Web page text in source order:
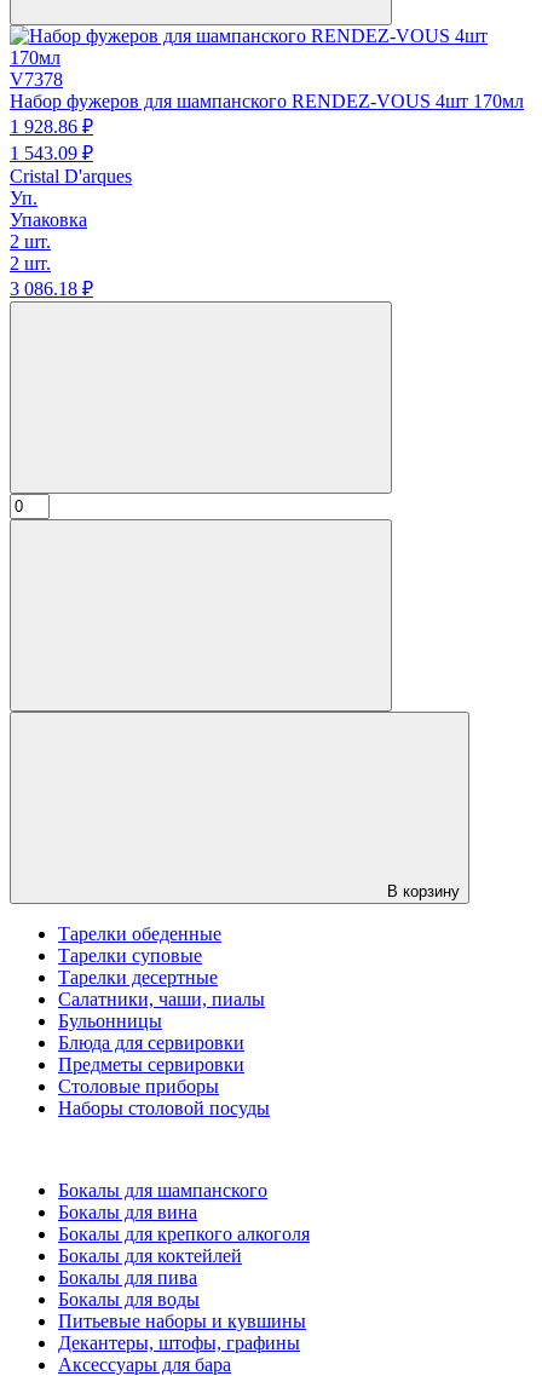
V7378
Набор фужеров для шампанского RENDEZ-VOUS 4шт 170мл
1 928.86 ₽
1 543.09 ₽
Cristal D'arques
Уп.
Упаковка
2 шт.
2 шт.
3 086.18 ₽
В корзину
Тарелки обеденные
Тарелки суповые
Тарелки десертные
Салатники, чаши, пиалы
Бульонницы
Блюда для сервировки
Предметы сервировки
Столовые приборы
Наборы столовой посуды
Бокалы для шампанского
Бокалы для вина
Бокалы для крепкого алкоголя
Бокалы для коктейлей
Бокалы для пива
Бокалы для воды
Питьевые наборы и кувшины
Декантеры, штофы, графины
Аксессуары для бара